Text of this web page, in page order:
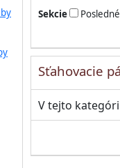
Sekcie
Sťahovacie
V tejto